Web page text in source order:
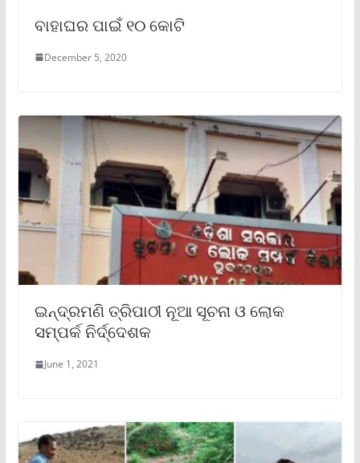
ବାହାଘର ପାଇଁ ୧୦ କୋଟି
December 5, 2020
ଇନ୍ଦ୍ରମଣି ତ୍ରିପାଠୀ ନୂଆ ସୂଚନା ଓ ଲୋକ
ସମ୍ପର୍କ ନିର୍ଦ୍ଦେଶକ
June 1, 2021